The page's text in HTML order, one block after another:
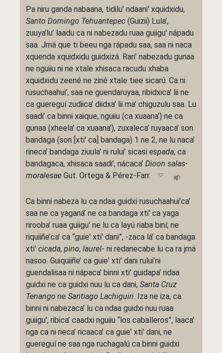
Pa niru ganda nabaana, tidilu' ndaani' xquidxidu,
Santo Domingo Tehuantepec (Guizii) Lula’,
zuuya’lu’ laadu ca ni nabezadu ruaa guiigu' nápadu
saa. Jmá que ti beeu nga rápadu saa, saa ni naca
xquenda xquidxidu guidxizá. Rari’ nabezadu gunaa
ne nguiiu ni ne xtale xhisaca racudu xhaba
xquidxidu zeené ne ziné xtale tiee sicarú. Ca ni
rusuchaahui’, saa ne guendaruyaa, ribidxica’ lii ne
ca guereguí zudiica’ diidxa' lii ma’ chiguzulu saa. Lu
saadi’ ca binni xaique, nguiiu (ca xuaana’) ne ca
gunaa (xheela’ ca xuaana'), zuxaleca’ ruyaaca’ son
bandaga (son [xti' ca] bandaga) 1 ne 2, ne lu naca’
rineca’ bandaga ziuula' ni rului’ sicasi espada; ca
bandagaca, xhisaca saadi’, nácaca’ Dioon salas-
moralesae Gut. Ortega & Pérez-Farr.
Ca binni nabeza lu ca ndaa guidxi rusuchaahui’ca’
saa ne ca yaganá’ ne ca bandaga xti' ca yaga
rirooba’ ruaa guiigu' ne lu ca layú riaba biní; ne
riquiiñe’ca’ ca “guie' xti' dani”, -zaca lá’ ca bandaga
xti' cicada, pino, laurel- ni redanecabe lu ca ra jmá
nasoo. Guiquiiñe’ ca guie' xti' dani rului’ni
guendalisaa ni nápaca' binni xti' guidapa’ ndaa
guidxi ne ca guidxi nuu lu ca dani, Santa Cruz
Tenango ne Santiago Lachiguiri. Iza ne iza, ca
binni ni nabezaca’ lu ca ndaa guidxi nuu ruaa
guiigu', ribica’ caadxi nguiiu “los caballeros”, laaca’
nga ca ni rieca’ ricaaca’ ca guie' xti' dani, ne
guereguí ne saa nga ruchagalú ca binni guidxi